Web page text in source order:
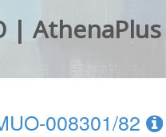
| AthenaPlus
008301/82